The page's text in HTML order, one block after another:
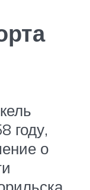
году,
о